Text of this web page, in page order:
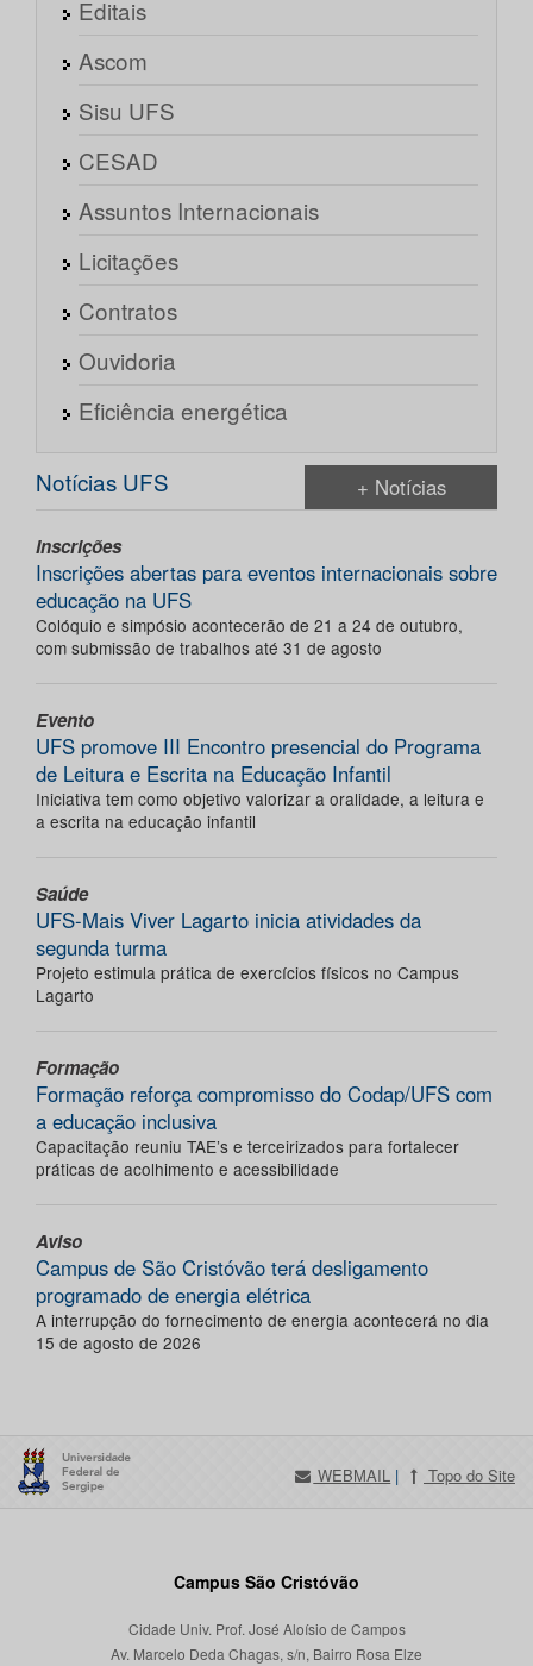
Editais
Ascom
Sisu UFS
CESAD
Assuntos Internacionais
Licitações
Contratos
Ouvidoria
Eficiência energética
Notícias UFS + Notícias
Inscrições
Inscrições abertas para eventos internacionais sobre
educação na UFS
Colóquio e simpósio acontecerão de 21 a 24 de outubro,
com submissão de trabalhos até 31 de agosto
Evento
UFS promove III Encontro presencial do Programa
de Leitura e Escrita na Educação Infantil
Iniciativa tem como objetivo valorizar a oralidade, a leitura e
a escrita na educação infantil
Saúde
UFS-Mais Viver Lagarto inicia atividades da
segunda turma
Projeto estimula prática de exercícios físicos no Campus
Lagarto
Formação
Formação reforça compromisso do Codap/UFS com
a educação inclusiva
Capacitação reuniu TAE’s e terceirizados para fortalecer
práticas de acolhimento e acessibilidade
Aviso
Campus de São Cristóvão terá desligamento
programado de energia elétrica
A interrupção do fornecimento de energia acontecerá no dia
15 de agosto de 2026
WEBMAIL | Topo do Site
Campus São Cristóvão
Cidade Univ. Prof. José Aloísio de Campos
Av. Marcelo Deda Chagas, s/n, Bairro Rosa Elze